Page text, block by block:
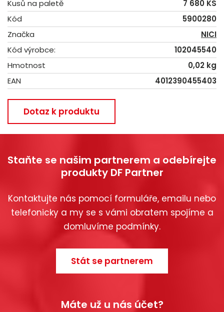
Kusů na paletě
7 680 KS
Kód
5900280
Značka
NICI
Kód výrobce:
102045540
Hmotnost
0,02 kg
EAN
4012390455403
Dotaz k produktu
Staňte se našim partnerem a odebírejte
produkty DF Partner
Kontaktujte nás pomocí formuláře, emailu nebo
telefonicky a my se s vámi obratem spojíme a
domluvíme podmínky.
Stát se partnerem
Máte už u nás účet?